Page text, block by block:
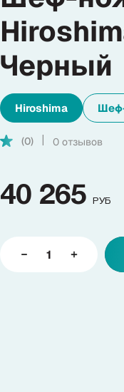
Черный
Hiroshima
(0) 0 отзывов
40 265 РУБ